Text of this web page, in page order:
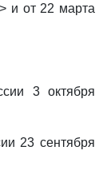
и от 22 марта
3 октября
23 сентября